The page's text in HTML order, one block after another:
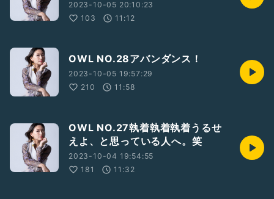
2023-10-05 20:10:23
103
11:12
OWL NO.28アバンダンス！
2023-10-05 19:57:29
210
11:58
OWL NO.27執着執着執着うるせ
えよ、と思っている人へ。笑
2023-10-04 19:54:55
181
11:32